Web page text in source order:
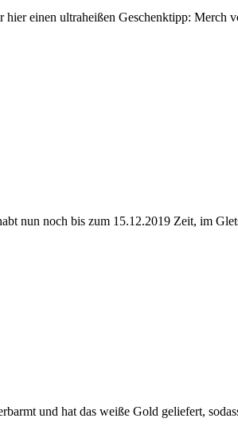
einen ultraheißen Geschenktipp: Merch
nun noch bis zum 15.12.2019 Zeit, im
und hat das weiße Gold geliefert,